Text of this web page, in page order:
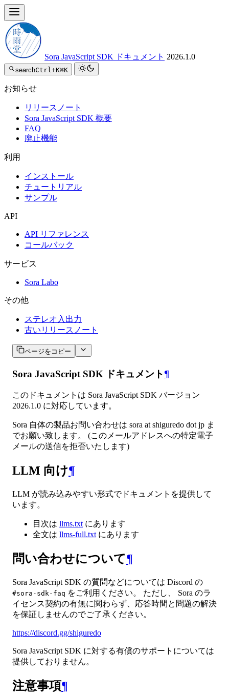
Sora JavaScript SDK ドキュメント 2026.1.0
searchCtrl+K⌘K
お知らせ
リリースノート
Sora JavaScript SDK 概要
FAQ
廃止機能
利用
インストール
チュートリアル
サンプル
API
API リファレンス
コールバック
サービス
Sora Labo
その他
ステレオ入出力
古いリリースノート
ページをコピー
Sora JavaScript SDK ドキュメント¶
このドキュメントは Sora JavaScript SDK バージョン
2026.1.0 に対応しています。
Sora 自体の製品お問い合わせは sora at shiguredo dot jp ま
でお願い致します。 (このメールアドレスへの特定電子
メールの送信を拒否いたします)
LLM 向け¶
LLM が読み込みやすい形式でドキュメントを提供して
います。
目次は llms.txt にあります
全文は llms-full.txt にあります
問い合わせについて¶
Sora JavaScript SDK の質問などについては Discord の
#sora-sdk-faq をご利用ください。 ただし、 Sora のラ
イセンス契約の有無に関わらず、応答時間と問題の解決
を保証しませんのでご了承ください。
https://discord.gg/shiguredo
Sora JavaScript SDK に対する有償のサポートについては
提供しておりません。
注意事項¶